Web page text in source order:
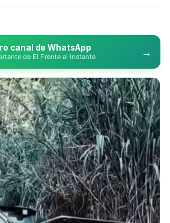
canal de WhatsApp
de El Frente al instante →